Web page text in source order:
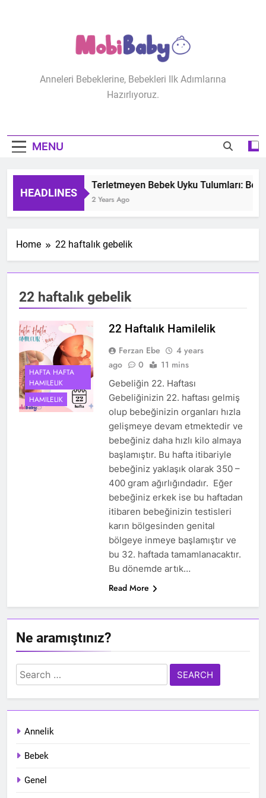
MobiBaby
Anneleri Bebeklerine, Bebekleri Ilk Adımlarına
Hazırlıyoruz.
MENU
HEADLINES
Terletmeyen Bebek Uyku Tulumları:
2 Years Ago
Home 22 haftalık gebelik
22 haftalık gebelik
HAFTA HAFTA
HAMILELIK
HAMILELIK
22 Haftalık Hamilelik
Ferzan Ebe
4 years
ago
0 11 mins
Gebeliğin 22. Haftası
Gebeliğinizin 22. haftası gelmiş
olup bebeğinizin organları hızla
gelişmeye devam etmektedir ve
bebeğiniz daha hızlı kilo almaya
başlamıştır. Bu hafta itibariyle
bebeğiniz yaklaşık olarak 350 –
400 gram ağırlığındadır. Eğer
bebeğiniz erkek ise bu haftadan
itibaren bebeğinizin testisleri
karın bölgesinden genital
bölgeye inmeye başlamıştır ve
bu 32. haftada tamamlanacaktır.
Bu dönemde artık…
Read More
Ne aramıştınız?
Search
for:
Annelik
Bebek
Genel